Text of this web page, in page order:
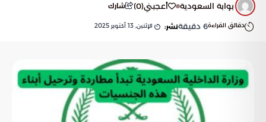
بوابة السعودية أعجبني(
0
) شارك
دقائق القراءة6 دقيقةنشر: الإثنين, 13 أكتوبر 2025